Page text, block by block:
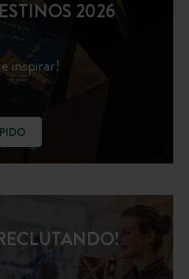
2026
inspirar!
PIDO